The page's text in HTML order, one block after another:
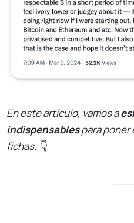
En este artículo, vamos a
indispensablespara poner
fichas. 👇